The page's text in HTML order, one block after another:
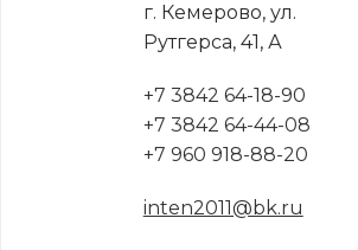
г. Кемерово, ул.
Рутгерса, 41, А
+7 3842 64-18-90
+7 3842 64-44-08
+7 960 918-88-20
inten2011@bk.ru